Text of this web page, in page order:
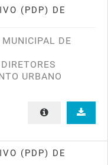
(PDP) DE
MUNICIPAL DE
URBANO
(PDP) DE